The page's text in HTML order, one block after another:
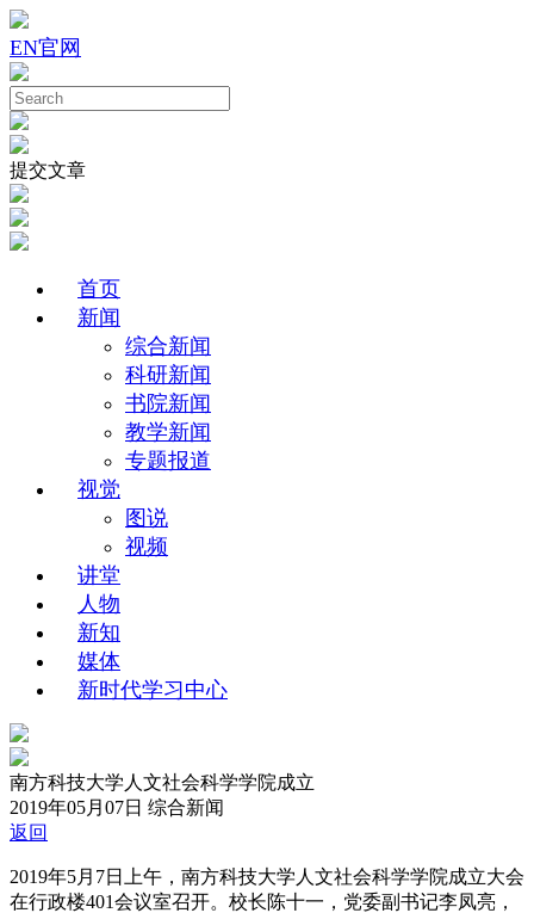
EN官网
提交文章
首页
新闻
综合新闻
科研新闻
书院新闻
教学新闻
专题报道
视觉
图说
视频
讲堂
人物
新知
媒体
新时代学习中心
南方科技大学人文社会科学学院成立
2019年05月07日 综合新闻
返回
2019年5月7日上午，南方科技大学人文社会科学学院成立大会
在行政楼401会议室召开。校长陈十一，党委副书记李凤亮，